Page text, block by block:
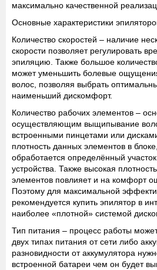
максимально качественной
Основные характеристики
Количество скоростей – наличие
скорости позволяет регулировать
эпиляцию. Также большое
может уменьшить болевые
волос, позволяя выбрать
наименьший дискомфорт.
Количество рабочих элементов –
осуществляющим выщипывание
встроенными пинцетами или
плотность данных элементов в
обработается определённый
устройства. Также высокая
элементов повлияет и на комфорт
Поэтому для максимальной
рекомендуется купить эпилятор в
наиболее «плотной» системой
Тип питания – процесс работы
двух типах питания от сети либо
разновидности от аккумулятора
встроенной батареи чем он будет